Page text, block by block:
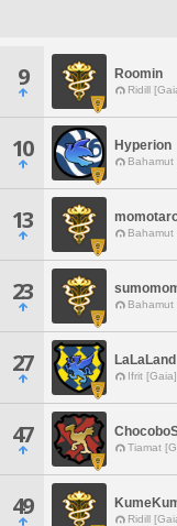
9 Roomin
Ridill
10 Hyperion
Bahamut
13 Bahamut
23 Bahamut
27 LaLaLand
Ifrit [Gaia]
47 Tiamat
49 Ridill